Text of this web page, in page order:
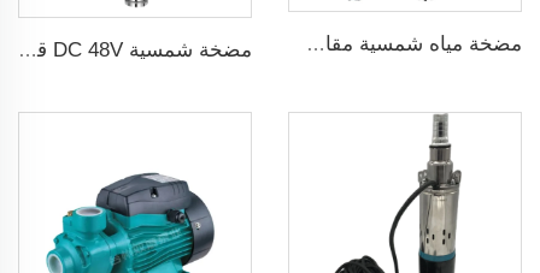
مضخة مياه شمسية مقاس 3 بوصة ذات شفرة من الفولاذ المقاوم للصدأ لري الزراعة مضخة شمسية DC 48V قدرة 1 حصان و750W مع منظم MPPT لري الزراعة